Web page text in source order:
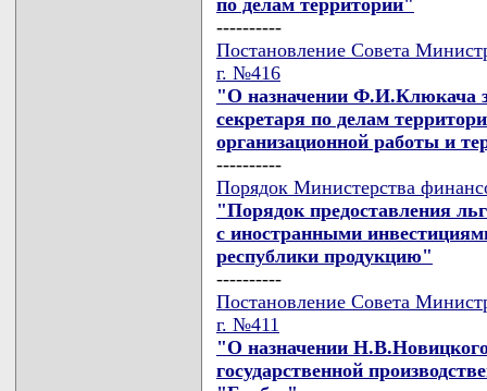
----------
Постановление Совета
г. №416
"О назначении Ф.И.Клюкача
секретаря по делам
организационной работы и
----------
Порядок Министерства
"Порядок предоставления
с иностранными
республики продукцию"
----------
Постановление Совета
г. №411
"О назначении
государственной